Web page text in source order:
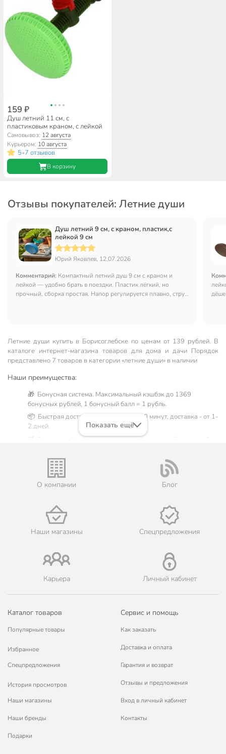
159 ₽
Душ летний 11 см, с
пластиковым краном, с лейкой
Самовывоз: 12 августа
Курьером: 10 августа
5•7 отзывов
В корзину
Отзывы покупателей: Летние души
Душ летний 9 см, с краном, пластик,с
лейкой 9 см
Юрий Яковлев, 12.07.2026
Комментарий: Компактный летний душ 9 см с краном и
лейкой — удобно брать в поездки. Пластик лёгкий, но
прочный, сборка простая. Напор регулируется плавно, струя
Летние души купить в Борисоглебске по ценам от 139 рублей. В
каталоге интернет-магазина товаров для дома и дачи Порядок
представлено 7 товаров в категории «летние души» в наличии
Наши преимущества:
🎁 Бонусная система. Максимальный кэшбэк до 1369
бонусных рублей, 1 бонусный балл = 1 рубль.
📦 Быстрая доставка. Самовывоз от 60 минут, доставка - от 1-
2 дней.
🛒 Бесплатный самовывоз из магазинов города Борисоглебск.
его онлайн на официальном сайте сети магазинов Порядок.
Мы предлагаем бесплатную курьерскую доставку для товара
«летние души» при заказе от 3000 рублей в такие города, как:
Поворино, Новохопёрск, Урюпинск.
наличными при получении.
🛍 Скидки, акции, распродажи каждый день!
📜 Только оригинальная продукция. Интернет-гипермаркет
марок.
Показать ещё
О компании Блог
Наши магазины Спецпредложения
Карьера Личный кабинет
Каталог товаров
Популярные товары
Избранное
Спецпредложения
История просмотров
Наши магазины
Наши бренды
Подарки
Сервис и помощь
Как заказать
Доставка и оплата
Гарантия и возврат
Отзывы и предложения
Вход в личный кабинет
Контакты